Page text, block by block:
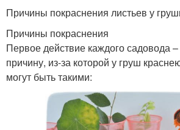
Причины покраснения листьев у
Причины покраснения
Первое действие каждого садовода
причину, из-за которой у груш
могут быть такими: